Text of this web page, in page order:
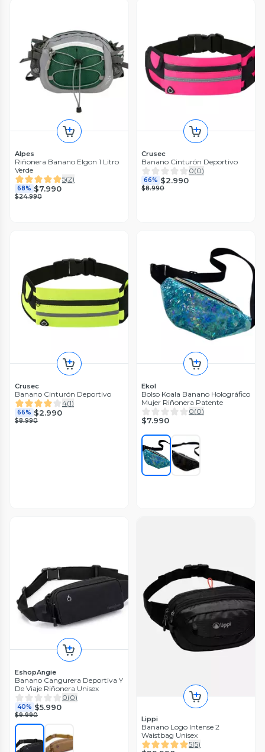
Alpes
Riñonera Banano Elgon 1 Litro
Verde
5(2)
68% $7.990
$24.990
Crusec
Banano Cinturón Deportivo
0(0)
66% $2.990
$8.990
Crusec
Banano Cinturón Deportivo
4(1)
66% $2.990
$8.990
Ekol
Bolso Koala Banano Holográfico
Mujer Riñonera Patente
0(0)
$7.990
EshopAngie
Banano Cangurera Deportiva Y
De Viaje Riñonera Unisex
0(0)
40% $5.990
$9.990 Lippi
Banano Logo Intense 2
Waistbag Unisex
5(5)